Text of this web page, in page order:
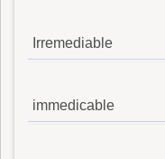
Irremediable
immedicable